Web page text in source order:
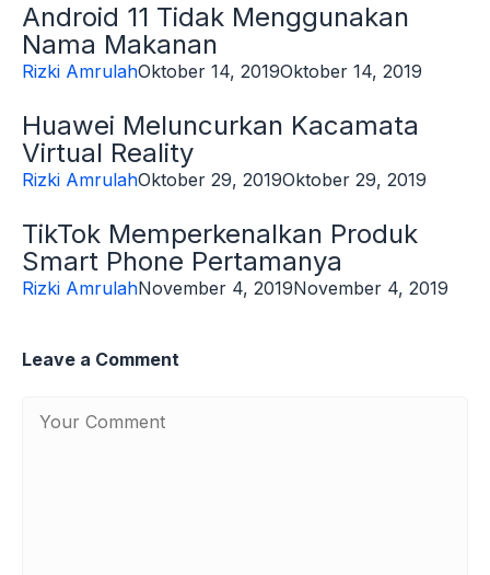
Android 11 Tidak Menggunakan
Nama Makanan
Rizki AmrulahOktober 14, 2019Oktober 14, 2019
Huawei Meluncurkan Kacamata
Virtual Reality
Rizki AmrulahOktober 29, 2019Oktober 29, 2019
TikTok Memperkenalkan Produk
Smart Phone Pertamanya
Rizki AmrulahNovember 4, 2019November 4, 2019
Leave a Comment